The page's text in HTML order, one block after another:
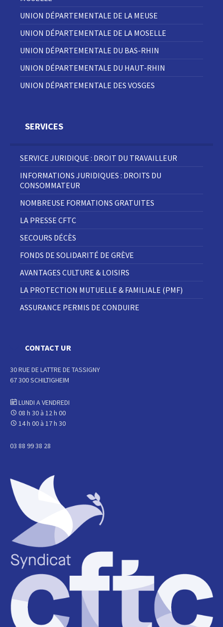
UNION DÉPARTEMENTALE DE LA MEUSE
UNION DÉPARTEMENTALE DE LA MOSELLE
UNION DÉPARTEMENTALE DU BAS-RHIN
UNION DÉPARTEMENTALE DU HAUT-RHIN
UNION DÉPARTEMENTALE DES VOSGES
SERVICES
SERVICE JURIDIQUE : DROIT DU TRAVAILLEUR
INFORMATIONS JURIDIQUES : DROITS DU
CONSOMMATEUR
NOMBREUSE FORMATIONS GRATUITES
LA PRESSE CFTC
SECOURS DÉCÈS
FONDS DE SOLIDARITÉ DE GRÈVE
AVANTAGES CULTURE & LOISIRS
LA PROTECTION MUTUELLE & FAMILIALE (PMF)
ASSURANCE PERMIS DE CONDUIRE
CONTACT UR
30 RUE DE LATTRE DE TASSIGNY
67 300 SCHILTIGHEIM
LUNDI A VENDREDI
08 h 30 à 12 h 00
14 h 00 à 17 h 30
03 88 99 38 28